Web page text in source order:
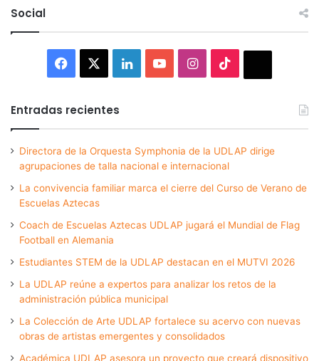
Social
Facebook LinkedInYouTubeInstagram
Entradas recientes
Directora de la Orquesta Symphonia de la UDLAP dirige
agrupaciones de talla nacional e internacional
La convivencia familiar marca el cierre del Curso de Verano de
Escuelas Aztecas
Coach de Escuelas Aztecas UDLAP jugará el Mundial de Flag
Football en Alemania
Estudiantes STEM de la UDLAP destacan en el MUTVI 2026
La UDLAP reúne a expertos para analizar los retos de la
administración pública municipal
La Colección de Arte UDLAP fortalece su acervo con nuevas
obras de artistas emergentes y consolidados
Académica UDLAP asesora un proyecto que creará dispositivo